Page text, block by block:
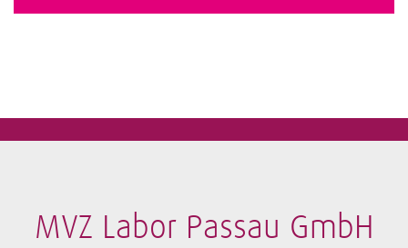
MVZ Labor Passau GmbH